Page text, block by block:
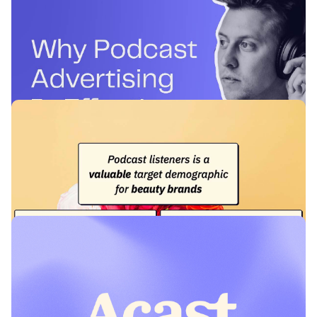
Warum Podcast-Werbung effektiv ist:
Anhand von Statistiken wird aufgezeigt, warum Podcast-
Werbung für Marken so effektiv ist.
News & Insights
Podcasts bieten eine intime und vertrauenswürdige Plattform,
um Schönheitstipps und -ratschläge zu besprechen. Da sich
Verbraucher zunehmend auf Produktwissen und Inhaltsstoffe
konzentrieren, bieten Podcasts eine einzigartige Gelegenheit,
tief in diese Themen einzutauchen und Ihre Marke als Experten
zu positionieren.
Learning & Guides
Warum Podcast-Werbung in einer Welt
kontextuelle Relevanz setzt. Podscribe, ein Anbieter von Mess-
und Attributionslösungen, zeigt, wie Podcast-Werbung durch